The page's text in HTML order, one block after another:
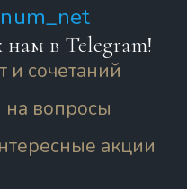
в Telegram!
и сочетаний
на вопросы
акции